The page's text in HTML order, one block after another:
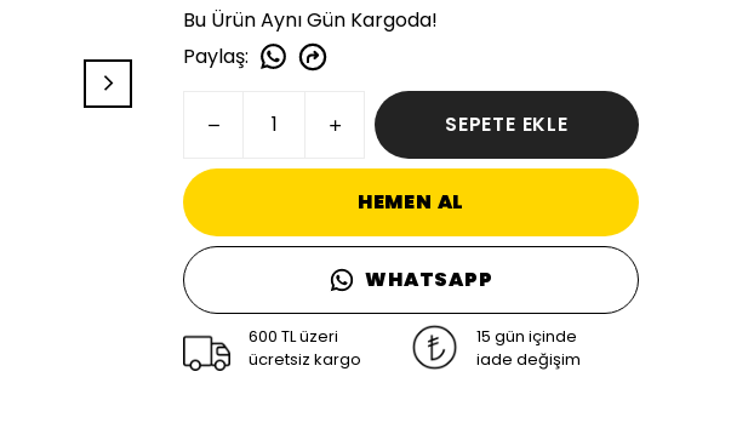
Bu Ürün Aynı Gün Kargoda!
Paylaş:
SEPETE EKLE
HEMEN AL
WHATSAPP
600 TL üzeri
ücretsiz kargo
15 gün içinde
iade değişim